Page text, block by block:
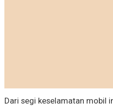
Dari segi keselamatan mobil